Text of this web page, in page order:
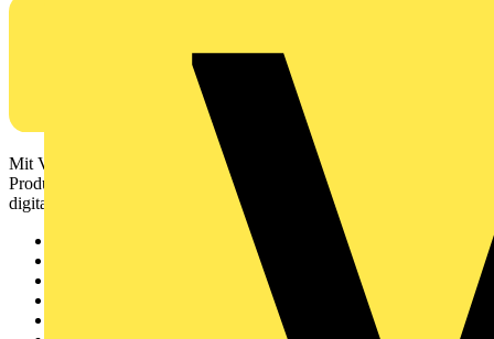
Mit Voltimum erhalten Elektrofachkräfte Zugang zu Branchennews,
Produktinformationen, Schulungen und Tools – alles auf einer
digitalen Plattform und Community.